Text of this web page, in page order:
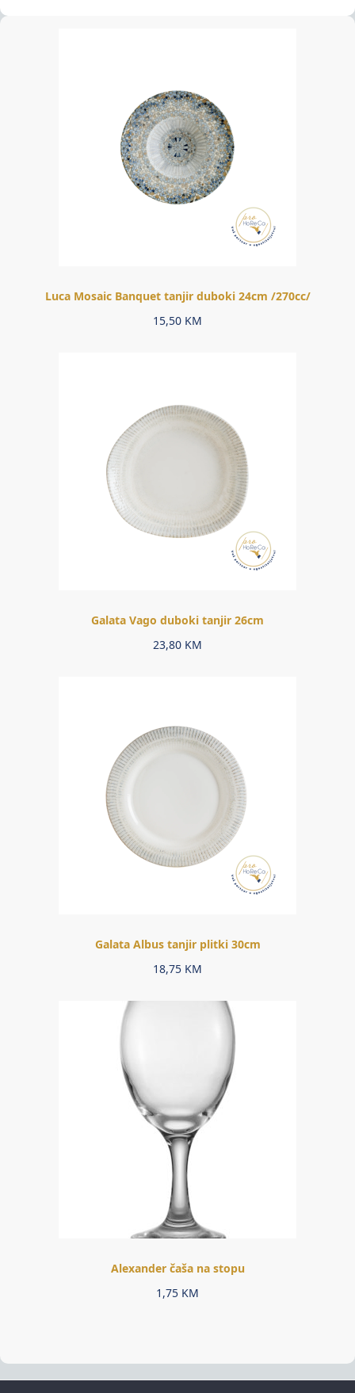
Luca Mosaic Banquet tanjir duboki 24cm /270cc/
15,50 KM
Galata Vago duboki tanjir 26cm
23,80 KM
Galata Albus tanjir plitki 30cm
18,75 KM
Alexander čaša na stopu
1,75 KM